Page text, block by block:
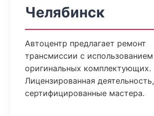
Челябинск
Автоцентр предлагает ремонт
трансмиссии с использованием
оригинальных комплектующих.
Лицензированная деятельность,
сертифицированные мастера.